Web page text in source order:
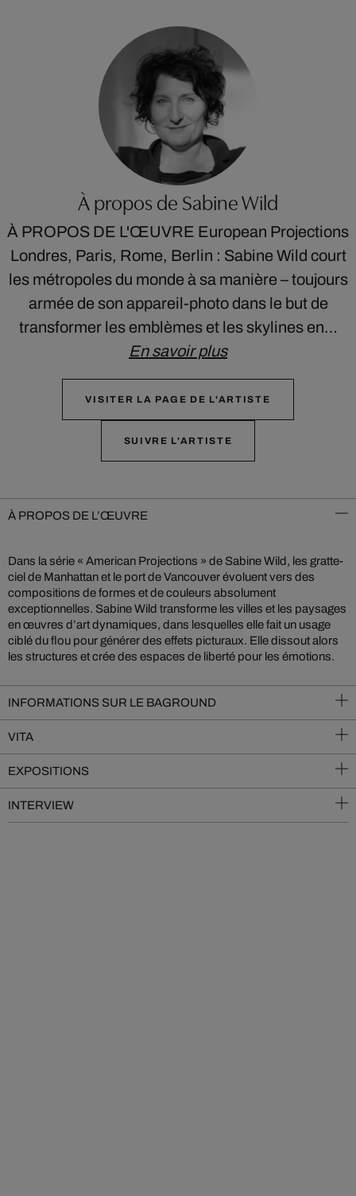
À propos de Sabine Wild
À PROPOS DE L'ŒUVRE European Projections
Londres, Paris, Rome, Berlin : Sabine Wild court
les métropoles du monde à sa manière – toujours
armée de son appareil-photo dans le but de
transformer les emblèmes et les skylines en…
En savoir plus
VISITER LA PAGE DE L'ARTISTE
SUIVRE L'ARTISTE
À PROPOS DE L’ŒUVRE
Dans la série « American Projections » de Sabine Wild, les gratte-
ciel de Manhattan et le port de Vancouver évoluent vers des
compositions de formes et de couleurs absolument
exceptionnelles. Sabine Wild transforme les villes et les paysages
en œuvres d’art dynamiques, dans lesquelles elle fait un usage
ciblé du flou pour générer des effets picturaux. Elle dissout alors
les structures et crée des espaces de liberté pour les émotions.
INFORMATIONS SUR LE BAGROUND
VITA
EXPOSITIONS
INTERVIEW